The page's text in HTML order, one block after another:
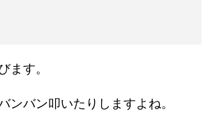
ます。
ンバン叩いたりしますよね。